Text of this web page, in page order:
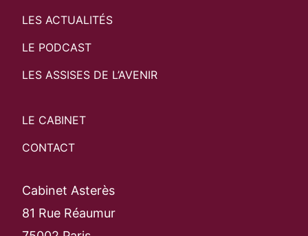
LES ACTUALITÉS
LE PODCAST
LES ASSISES DE L’AVENIR
LE CABINET
CONTACT
Cabinet Asterès
81 Rue Réaumur